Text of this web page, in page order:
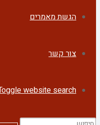
הגשת מאמרים
צור קשר
website search